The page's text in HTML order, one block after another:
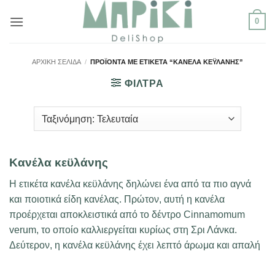
στο
0
ΑΡΧΙΚΉ ΣΕΛΊΔΑ / ΠΡΟΪΌΝΤΑ ΜΕ ΕΤΙΚΈΤΑ “ΚΑΝΈΛΑ ΚΕΫΛΆΝΗΣ”
ΦΙΛΤΡΑ
Κανέλα κεϋλάνης
Η ετικέτα κανέλα κεϋλάνης δηλώνει ένα από τα πιο αγνά
και ποιοτικά είδη κανέλας. Πρώτον, αυτή η κανέλα
προέρχεται αποκλειστικά από το δέντρο Cinnamomum
verum, το οποίο καλλιεργείται κυρίως στη Σρι Λάνκα.
Δεύτερον, η κανέλα κεϋλάνης έχει λεπτό άρωμα και απαλή